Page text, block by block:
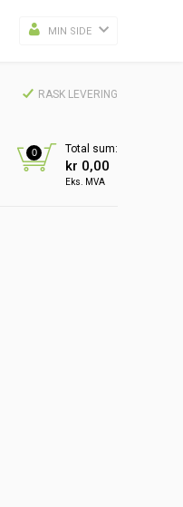
MIN SIDE
RASK LEVERING
0 Total sum:
kr 0,00
Eks. MVA